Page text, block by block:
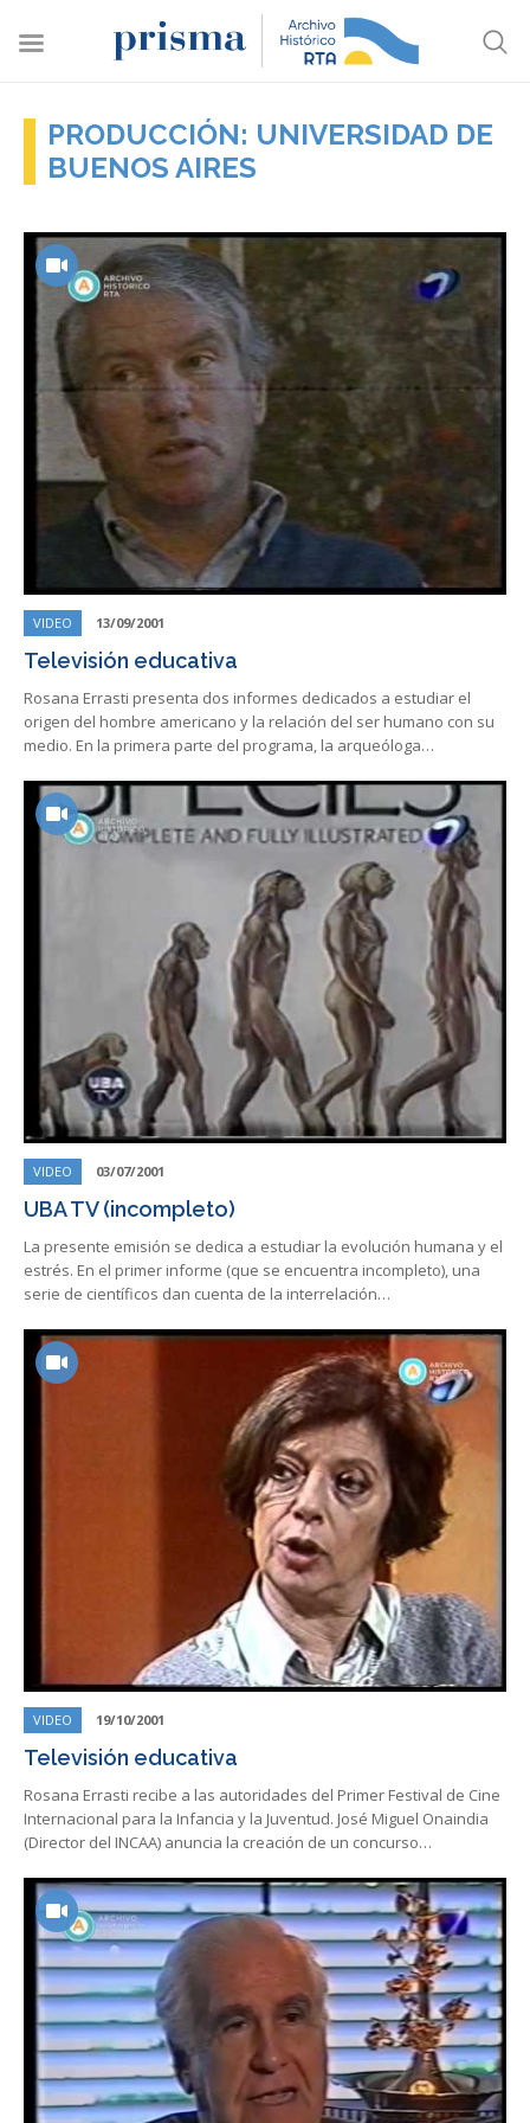
PRODUCCIÓN: UNIVERSIDAD DE
BUENOS AIRES
VIDEO 13/09/2001
Televisión educativa
Rosana Errasti presenta dos informes dedicados a estudiar el
origen del hombre americano y la relación del ser humano con su
medio. En la primera parte del programa, la arqueóloga…
VIDEO 03/07/2001
UBA TV (incompleto)
La presente emisión se dedica a estudiar la evolución humana y el
estrés. En el primer informe (que se encuentra incompleto), una
serie de científicos dan cuenta de la interrelación…
VIDEO 19/10/2001
Televisión educativa
Rosana Errasti recibe a las autoridades del Primer Festival de Cine
Internacional para la Infancia y la Juventud. José Miguel Onaindia
(Director del INCAA) anuncia la creación de un concurso…